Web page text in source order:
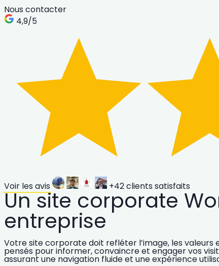
Nous contacter
4,9/5
Voir les avis +42clients satisfaits
Un site corporate
entreprise
Votresite corporatedoit refléter l’image, les valeurs
pensés pour informer, convaincre et engager vos
assurant une navigation fluideet uneexpérience